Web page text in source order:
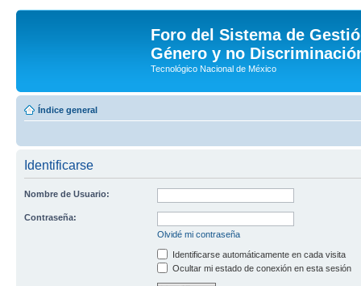
Foro del Sistema de
Género y no
Tecnológico Nacional de México
Índice general
Identificarse
Nombre de Usuario:
Contraseña:
Olvidé mi contraseña
Identificarse automáticamente en cada visita
Ocultar mi estado de conexión en esta sesión